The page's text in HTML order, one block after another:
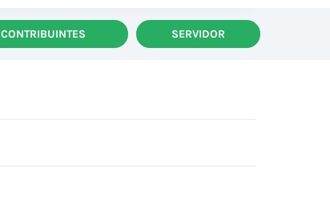
CONTRIBUINTES SERVIDOR